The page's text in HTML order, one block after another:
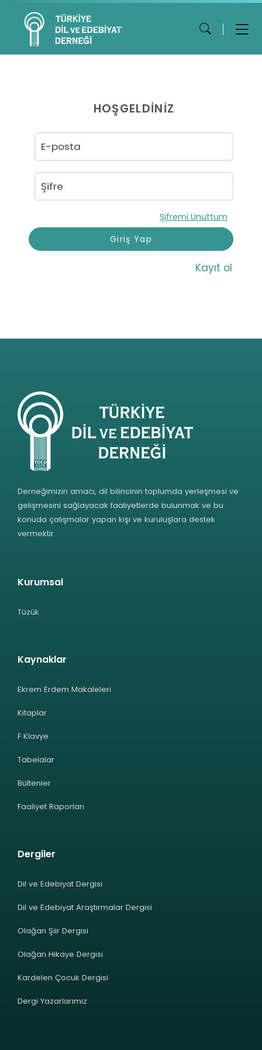
HOŞGELDİNİZ
Şifremi Unuttum
Giriş Yap
Kayıt ol
Derneğimizin amacı, dil bilincinin toplumda yerleşmesi ve
gelişmesini sağlayacak faaliyetlerde bulunmak ve bu
konuda çalışmalar yapan kişi ve kuruluşlara destek
vermektir.
Kurumsal
Tüzük
Kaynaklar
Ekrem Erdem Makaleleri
Kitaplar
F Klavye
Tabelalar
Bültenler
Faaliyet Raporları
Dergiler
Dil ve Edebiyat Dergisi
Dil ve Edebiyat Araştırmalar Dergisi
Olağan Şiir Dergisi
Olağan Hikaye Dergisi
Kardelen Çocuk Dergisi
Dergi Yazarlarımız